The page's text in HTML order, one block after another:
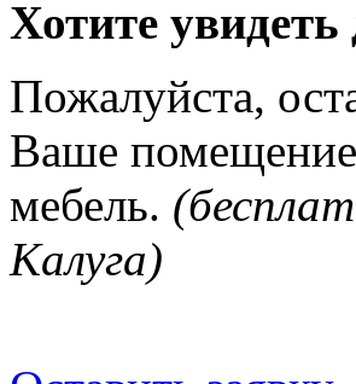
Хотите
Пожалуйста,
Ваше
мебель.
Калуга)